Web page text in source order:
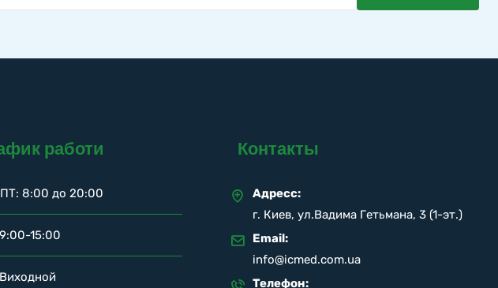
работи
8:00 до 20:00
15:00
Контакты
Адресс:
г. Киев, ул.Вадима Гетьмана, 3 (1-эт.)
Email:
info@icmed.com.ua
Телефон: